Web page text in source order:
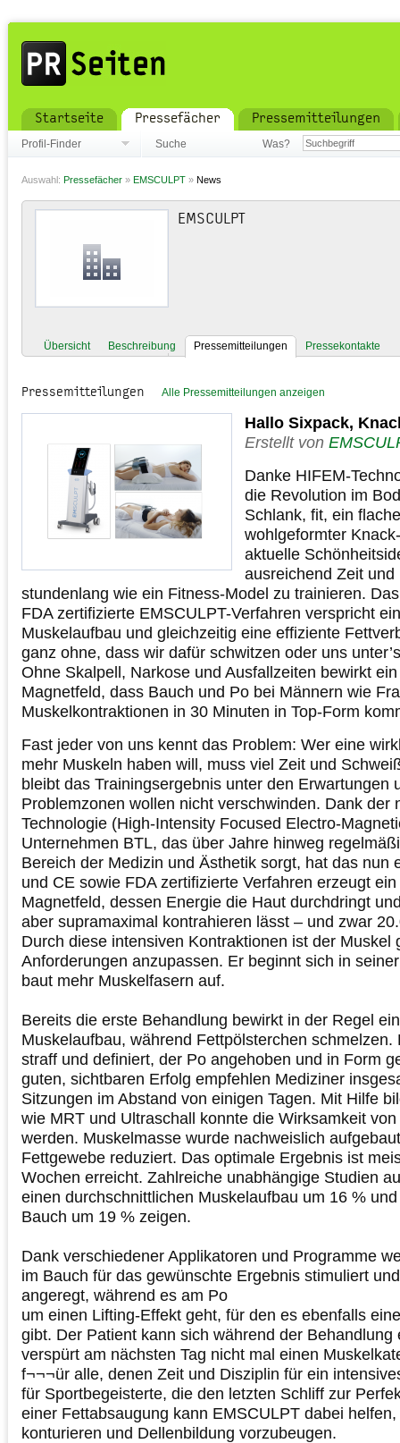
Startseite Pressefächer Pressemitteilungen
Profil-Finder Suche Was?
Auswahl: Pressefächer » EMSCULPT » News
EMSCULPT
Übersicht Beschreibung Pressemitteilungen Pressekontakte
Pressemitteilungen Alle Pressemitteilungen anzeigen
Hallo Sixpack,
Erstellt von
Danke HIFEM-
die Revolution im
Schlank, fit, ein
wohlgeformter
aktuelle
ausreichend Zeit
stundenlang wie ein Fitness-Model zu trainieren.
FDA zertifizierte EMSCULPT-Verfahren verspricht
Muskelaufbau und gleichzeitig eine effiziente
ganz ohne, dass wir dafür schwitzen oder uns
Ohne Skalpell, Narkose und Ausfallzeiten bewirkt
Magnetfeld, dass Bauch und Po bei Männern wie
Muskelkontraktionen in 30 Minuten in Top-Form
Fast jeder von uns kennt das Problem: Wer eine
mehr Muskeln haben will, muss viel Zeit und
bleibt das Trainingsergebnis unter den Erwartungen
Problemzonen wollen nicht verschwinden. Dank der
Technologie (High-Intensity Focused Electro-
Unternehmen BTL, das über Jahre hinweg
Bereich der Medizin und Ästhetik sorgt, hat das nun
und CE sowie FDA zertifizierte Verfahren erzeugt
Magnetfeld, dessen Energie die Haut durchdringt
aber supramaximal kontrahieren lässt – und zwar
Durch diese intensiven Kontraktionen ist der Muskel
Anforderungen anzupassen. Er beginnt sich in
baut mehr Muskelfasern auf.
Bereits die erste Behandlung bewirkt in der Regel
Muskelaufbau, während Fettpölsterchen schmelzen.
straff und definiert, der Po angehoben und in Form
guten, sichtbaren Erfolg empfehlen Mediziner
Sitzungen im Abstand von einigen Tagen. Mit Hilfe
wie MRT und Ultraschall konnte die Wirksamkeit
werden. Muskelmasse wurde nachweislich
Fettgewebe reduziert. Das optimale Ergebnis ist
Wochen erreicht. Zahlreiche unabhängige Studien
einen durchschnittlichen Muskelaufbau um 16 %
Bauch um 19 % zeigen.
Dank verschiedener Applikatoren und Programme
im Bauch für das gewünschte Ergebnis stimuliert
angeregt, während es am Po
um einen Lifting-Effekt geht, für den es ebenfalls
gibt. Der Patient kann sich während der Behandlung
verspürt am nächsten Tag nicht mal einen
f¬¬¬ür alle, denen Zeit und Disziplin für ein
für Sportbegeisterte, die den letzten Schliff zur
einer Fettabsaugung kann EMSCULPT dabei
konturieren und Dellenbildung vorzubeugen.